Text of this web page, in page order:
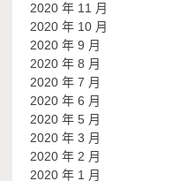
2020 年 11 月
2020 年 10 月
2020 年 9 月
2020 年 8 月
2020 年 7 月
2020 年 6 月
2020 年 5 月
2020 年 3 月
2020 年 2 月
2020 年 1 月